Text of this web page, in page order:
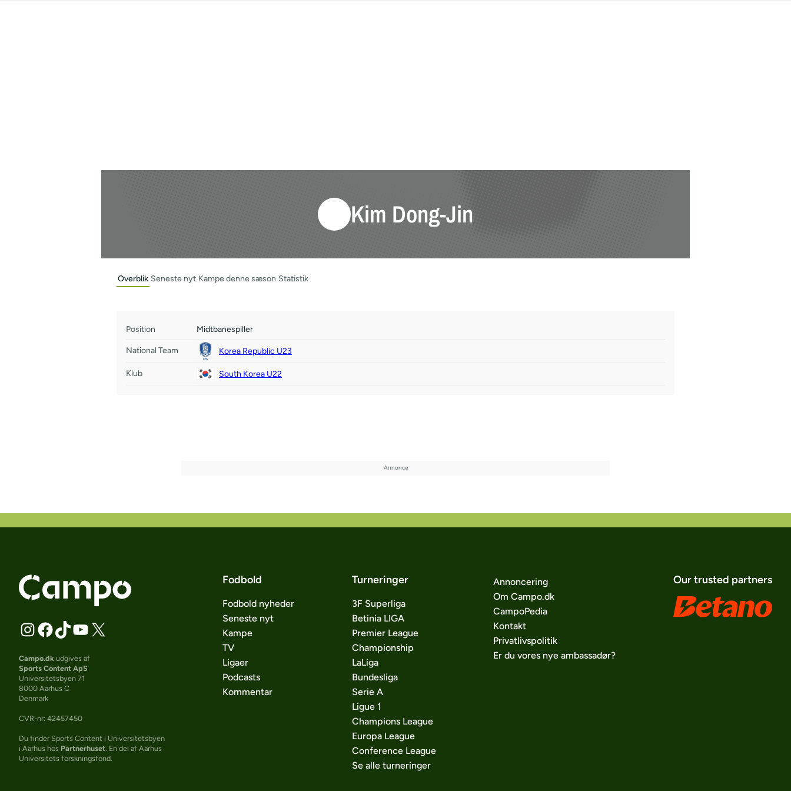
Kim Dong-Jin
Overblik Seneste nyt Kampe denne sæson Statistik
Position Midtbanespiller
National Team Korea Republic U23
Klub South Korea U22
Campo.dk udgives af
Sports Content ApS
Universitetsbyen 71
8000 Aarhus C
Denmark
CVR-nr: 42457450
Du finder Sports Content i Universitetsbyen
i Aarhus hos Partnerhuset . En del af Aarhus
Universitets forskningsfond.
Fodbold
Fodbold nyheder
Seneste nyt
Kampe
TV
Ligaer
Podcasts
Kommentar
Turneringer
3F Superliga
Betinia LIGA
Premier League
Championship
LaLiga
Bundesliga
Serie A
Ligue 1
Champions League
Europa League
Conference League
Se alle turneringer
Annoncering
Om Campo.dk
CampoPedia
Kontakt
Privatlivspolitik
Er du vores nye ambassadør?
Our trusted partners